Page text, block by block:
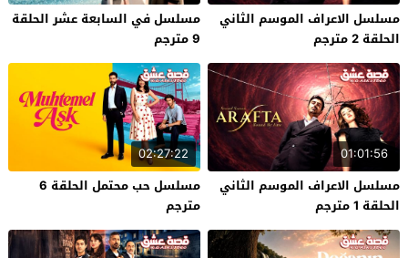
مسلسل الاعراف الموسم الثاني
الحلقة 2 مترجم
مسلسل في السابعة عشر الحلقة
9 مترجم
01:01:56
مسلسل الاعراف الموسم الثاني
الحلقة 1 مترجم
02:27:22
مسلسل حب محتمل الحلقة 6
مترجم